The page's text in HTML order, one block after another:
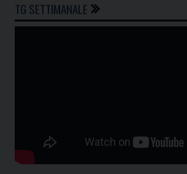
TG SETTIMANALE